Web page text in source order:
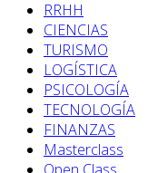
RRHH
CIENCIAS
TURISMO
LOGÍSTICA
PSICOLOGÍA
TECNOLOGÍA
FINANZAS
Masterclass